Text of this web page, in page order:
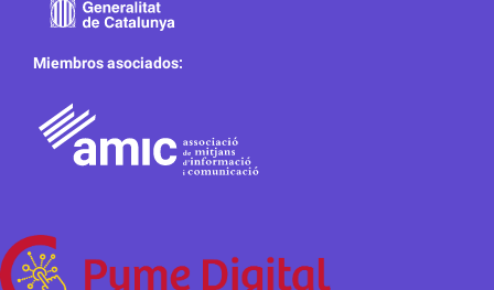
Miembros asociados: